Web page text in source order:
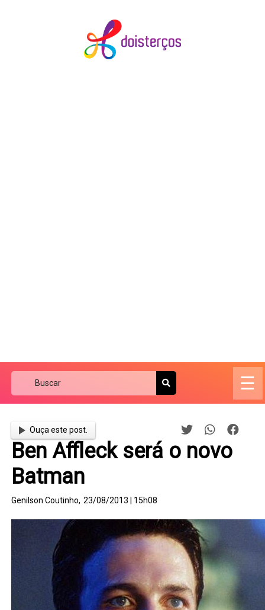
☰
Ouça este post.
Ben Affleck será o novo
Batman
Genilson Coutinho, 23/08/2013 | 15h08